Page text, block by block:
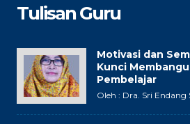
Tulisan Guru
Motivasi dan
Kunci
Pembelajar
Oleh : Dra. Sri Endang